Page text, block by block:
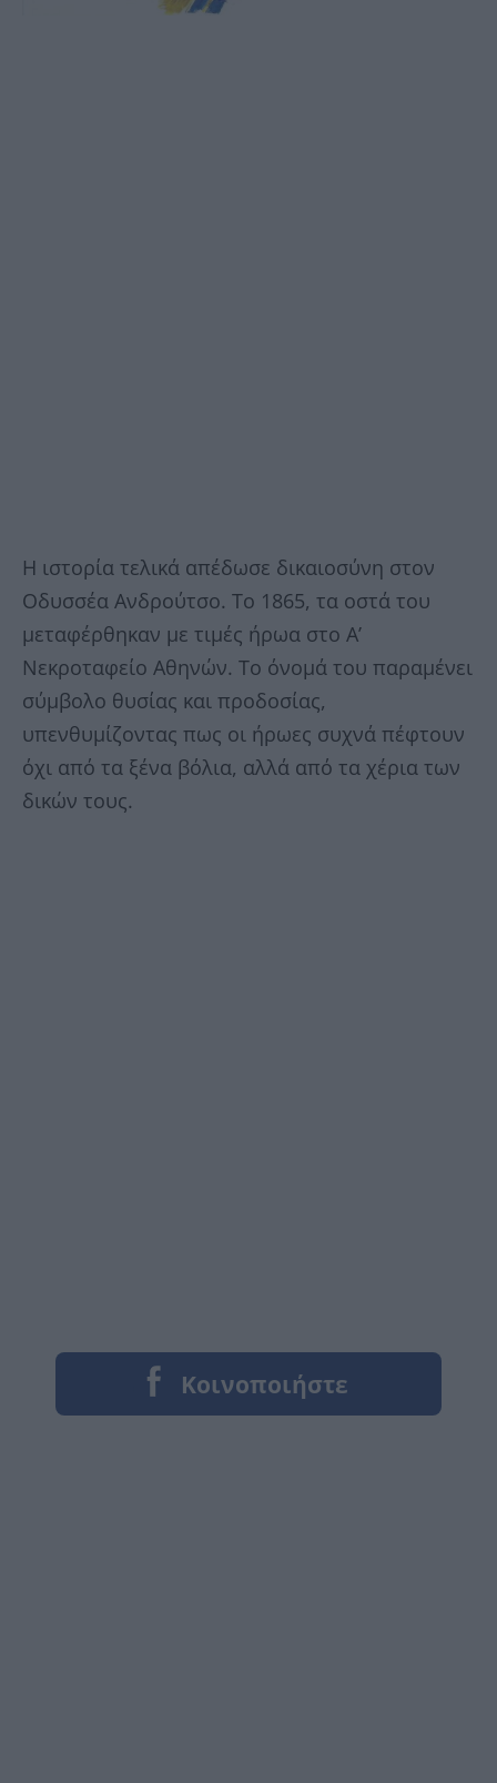
Η ιστορία τελικά απέδωσε δικαιοσύνη στον
Οδυσσέα Ανδρούτσο. Το 1865, τα οστά του
μεταφέρθηκαν με τιμές ήρωα στο Α’
Νεκροταφείο Αθηνών. Το όνομά του παραμένει
σύμβολο θυσίας και προδοσίας,
υπενθυμίζοντας πως οι ήρωες συχνά πέφτουν
όχι από τα ξένα βόλια, αλλά από τα χέρια των
δικών τους.